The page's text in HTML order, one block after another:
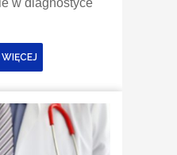
w diagnostyce